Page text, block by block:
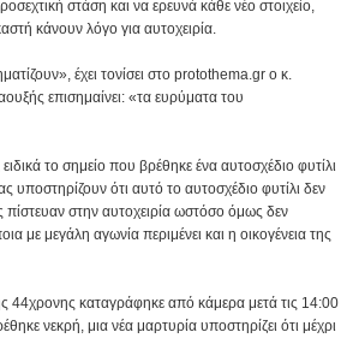
στάση και να ερευνά κάθε νέο στοιχείο,
κάνουν λόγο για αυτοχειρία.
έχει τονίσει στο protothema.gr ο κ.
επισημαίνει: «τα ευρύματα του
το σημείο που βρέθηκε ένα αυτοσχέδιο φυτίλι
ότι αυτό το αυτοσχέδιο φυτίλι δεν
στην αυτοχειρία ωστόσο όμως δεν
με μεγάλη αγωνία περιμένει και η οικογένεια της
44χρονης καταγράφηκε από κάμερα μετά τις 14:00
νεκρή, μια νέα μαρτυρία υποστηρίζει ότι μέχρι